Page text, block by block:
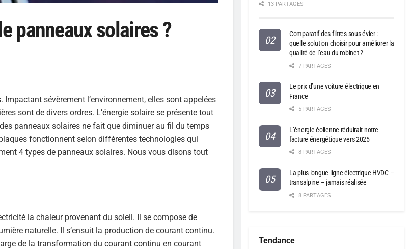
panneaux solaires ?
sévèrement l’environnement, elles sont appelées
sont de divers ordres. L’énergie solaire se présente tout
panneaux solaires ne fait que diminuer au fil du temps
fonctionnent selon différentes technologies qui
4 types de panneaux solaires. Nous vous disons tout
la chaleur provenant du soleil. Il se compose de
naturelle. Il s’ensuit la production de courant continu.
de la transformation du courant continu en courant
13 PARTAGES
Comparatif des filtres sous évier :
quelle solution choisir pour améliorer la
qualité de l’eau du robinet ?
7 PARTAGES
Le prix d’une voiture électrique en
France
5 PARTAGES
L’énergie éolienne réduirait notre
facture énergétique vers 2025
8 PARTAGES
La plus longue ligne électrique HVDC –
transalpine – jamais réalisée
8 PARTAGES
Tendance